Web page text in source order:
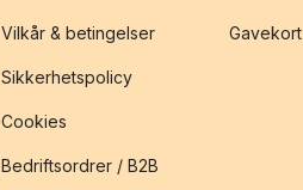
Vilkår & betingelser
Sikkerhetspolicy
Cookies
Bedriftsordrer / B2B
Gavekort